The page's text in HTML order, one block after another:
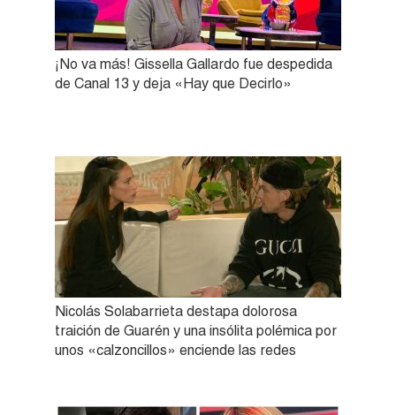
¡No va más! Gissella Gallardo fue despedida
de Canal 13 y deja «Hay que Decirlo»
Nicolás Solabarrieta destapa dolorosa
traición de Guarén y una insólita polémica por
unos «calzoncillos» enciende las redes